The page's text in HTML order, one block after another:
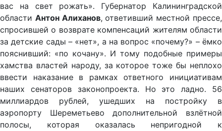
вас на свет рожать». Губернатор Калининградской
области Антон Алиханов, ответивший местной прессе,
спросившей о возврате компенсаций жителям области
за детские сады – «нет», а на вопрос «почему?» – ёмко
пояснивший: «по кочану». И тому подобные примеры
хамства властей народу, за которое тоже бы неплохо
ввести наказание в рамках ответного инициативам
наших сенаторов законопроекта. Но это ладно. 56
миллиардов рублей, ушедших на постройку в
аэропорту Шереметьево дополнительной взлётной
полосы, которая оказалась непригодной к